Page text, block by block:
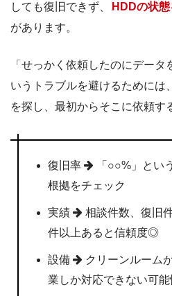
しても復旧できず、
HDDの状
があります。
「せっかく依頼したのにデー
いうトラブルを避けるためには
を探し、最初からそこに依頼す
復旧率
「○○%」とい
根拠をチェック
実績
相談件数、復旧
件以上あると信頼度◎
設備
クリーンルーム
業しか対応できない可能